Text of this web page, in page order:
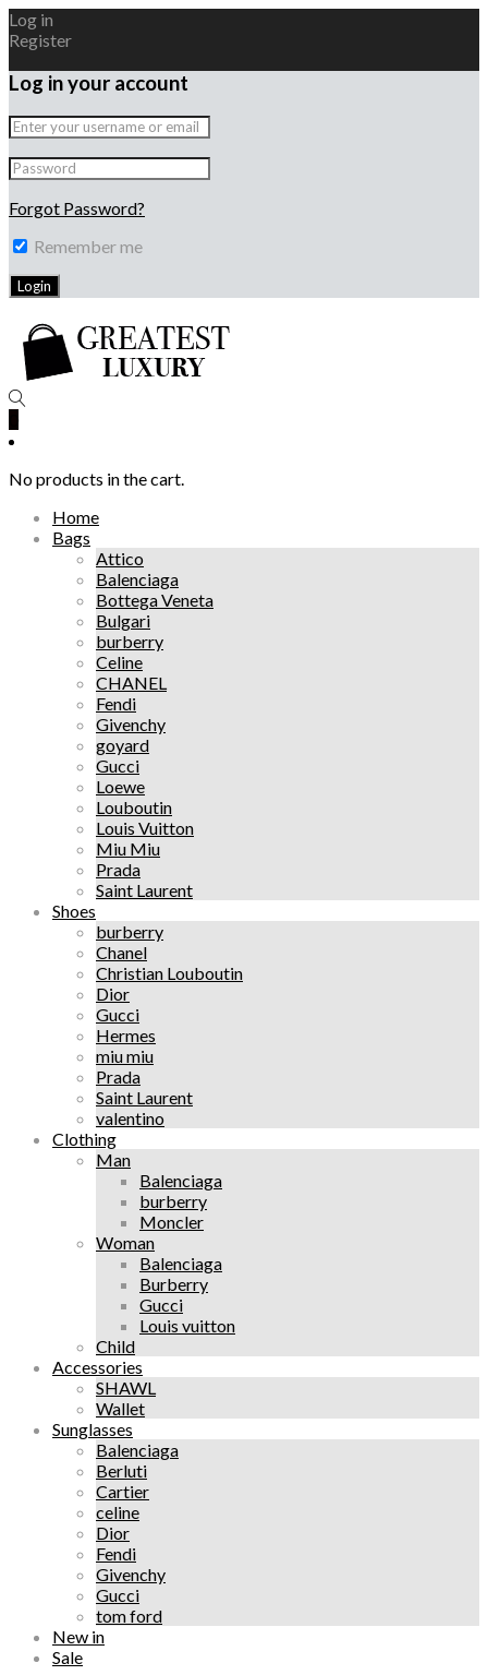
Log in
Register
Log in your account
Forgot Password?
Remember me
No products in the cart.
Home
Bags
Attico
Balenciaga
Bottega Veneta
Bulgari
burberry
Celine
CHANEL
Fendi
Givenchy
goyard
Gucci
Loewe
Louboutin
Louis Vuitton
Miu Miu
Prada
Saint Laurent
Shoes
burberry
Chanel
Christian Louboutin
Dior
Gucci
Hermes
miu miu
Prada
Saint Laurent
valentino
Clothing
Man
Balenciaga
burberry
Moncler
Woman
Balenciaga
Burberry
Gucci
Louis vuitton
Child
Accessories
SHAWL
Wallet
Sunglasses
Balenciaga
Berluti
Cartier
celine
Dior
Fendi
Givenchy
Gucci
tom ford
New in
Sale